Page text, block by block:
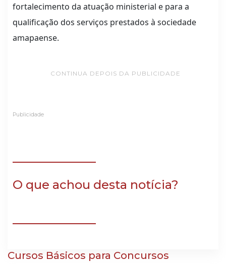
fortalecimento da atuação ministerial e para a
qualificação dos serviços prestados à sociedade
amapaense.
CONTINUA DEPOIS DA PUBLICIDADE
Publicidade
O que achou desta notícia?
Cursos Básicos para Concursos